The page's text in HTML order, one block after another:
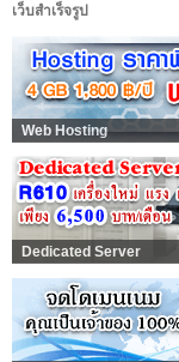
เว็บสำเร็จรูป
Web Hosting
Dedicated Server